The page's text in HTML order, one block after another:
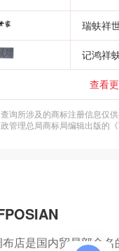
瑞蚨祥
记鸿祥
查看
询所涉及的商标注册信息仅
管理总局商标局编辑出版的
店是国内贸易部命